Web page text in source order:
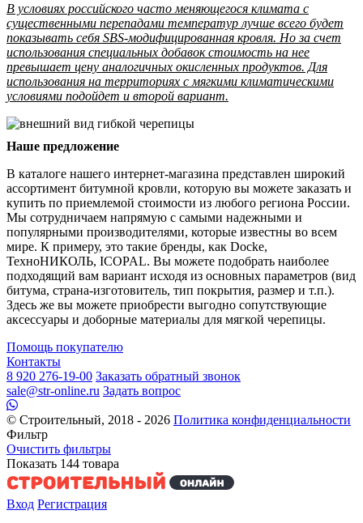
В условиях российского часто меняющегося климата с
существенными перепадами температур лучше всего будет
показывать себя SBS-модифицированная кровля. Но за счет
использования специальных добавок стоимость на нее
превышает цену аналогичных окисленных продуктов. Для
использования на территориях с мягкими климатическими
условиями подойдет и второй вариант.
Наше предложение
В каталоге нашего интернет-магазина представлен широкий
ассортимент битумной кровли, которую вы можете заказать и
купить по приемлемой стоимости из любого региона России.
Мы сотрудничаем напрямую с самыми надежными и
популярными производителями, которые известны во всем
мире. К примеру, это такие бренды, как Docke,
ТехноНИКОЛЬ, ICOPAL. Вы можете подобрать наиболее
подходящий вам вариант исходя из основных параметров (вид
битума, страна-изготовитель, тип покрытия, размер и т.п.).
Здесь же вы можете приобрести выгодно сопутствующие
аксессуары и доборные материалы для мягкой черепицы.
Помощь покупателю
Контакты
8 920 276-19-00 Заказать обратный звонок
sale@str-online.ru Задать вопрос
© Строительный, 2018 - 2026 Политика конфиденциальности
Фильтр
Очистить фильтры
Показать 144 товара
Вход Регистрация